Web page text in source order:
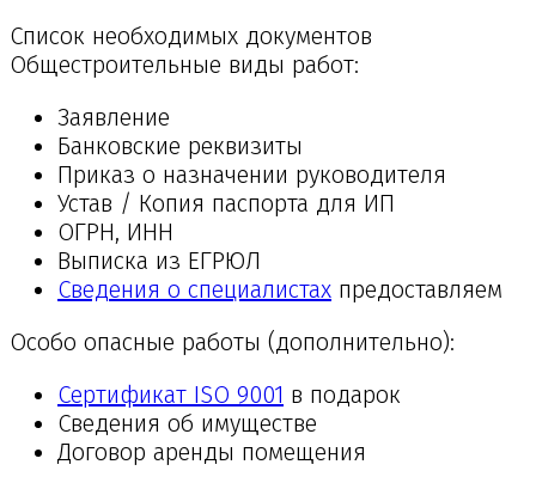
Список необходимых документов
Общестроительные виды работ:
Заявление
Банковские реквизиты
Приказ о назначении руководителя
Устав / Копия паспорта для ИП
ОГРН, ИНН
Выписка из ЕГРЮЛ
Сведения о специалистах предоставляем
Особо опасные работы (дополнительно):
Сертификат ISO 9001 в подарок
Сведения об имуществе
Договор аренды помещения